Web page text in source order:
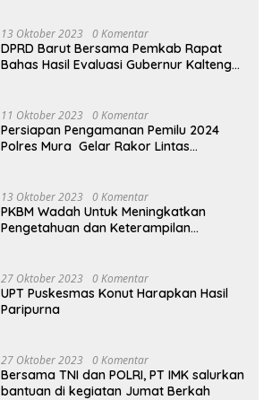
13 Oktober 2023 0 Komentar
DPRD Barut Bersama Pemkab Rapat
Bahas Hasil Evaluasi Gubernur Kalteng
11 Oktober 2023 0 Komentar
Persiapan Pengamanan Pemilu 2024
Polres Mura Gelar Rakor Lintas
13 Oktober 2023 0 Komentar
PKBM Wadah Untuk Meningkatkan
Pengetahuan dan Keterampilan
27 Oktober 2023 0 Komentar
UPT Puskesmas Konut Harapkan Hasil
Paripurna
27 Oktober 2023 0 Komentar
Bersama TNI dan POLRI, PT IMK salurkan
bantuan di kegiatan Jumat Berkah